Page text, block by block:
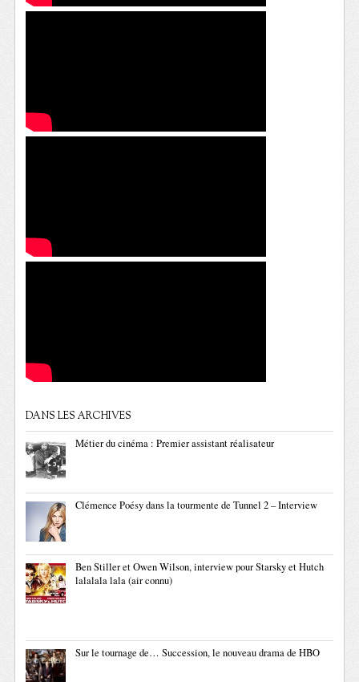
DANS LES ARCHIVES
Métier du cinéma : Premier assistant réalisateur
Clémence Poésy dans la tourmente de Tunnel 2 – Interview
Ben Stiller et Owen Wilson, interview pour Starsky et Hutch
lalalala lala (air connu)
Sur le tournage de… Succession, le nouveau drama de HBO